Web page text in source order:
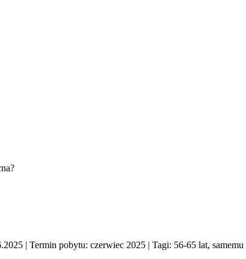
| Termin pobytu: czerwiec 2025 | Tagi: 56-65 lat, samemu